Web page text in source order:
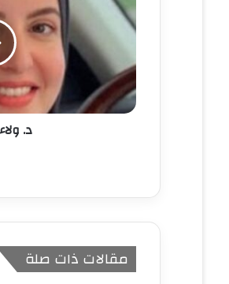
إ
ل
ت
ر
و
د.
مقالات ذات صلة